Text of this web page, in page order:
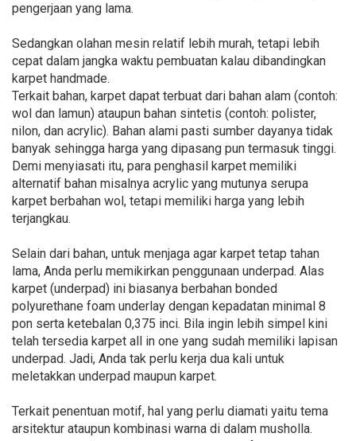
pengerjaan yang lama.
Sedangkan olahan mesin relatif lebih murah, tetapi lebih
cepat dalam jangka waktu pembuatan kalau dibandingkan
karpet handmade.
Terkait bahan, karpet dapat terbuat dari bahan alam (contoh:
wol dan lamun) ataupun bahan sintetis (contoh: polister,
nilon, dan acrylic). Bahan alami pasti sumber dayanya tidak
banyak sehingga harga yang dipasang pun termasuk tinggi.
Demi menyiasati itu, para penghasil karpet memiliki
alternatif bahan misalnya acrylic yang mutunya serupa
karpet berbahan wol, tetapi memiliki harga yang lebih
terjangkau.
Selain dari bahan, untuk menjaga agar karpet tetap tahan
lama, Anda perlu memikirkan penggunaan underpad. Alas
karpet (underpad) ini biasanya berbahan bonded
polyurethane foam underlay dengan kepadatan minimal 8
pon serta ketebalan 0,375 inci. Bila ingin lebih simpel kini
telah tersedia karpet all in one yang sudah memiliki lapisan
underpad. Jadi, Anda tak perlu kerja dua kali untuk
meletakkan underpad maupun karpet.
Terkait penentuan motif, hal yang perlu diamati yaitu tema
arsitektur ataupun kombinasi warna di dalam musholla.